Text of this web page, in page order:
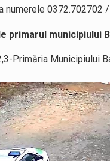
numerele 0372.702702
primarul municipiului
Primăria Municipiului